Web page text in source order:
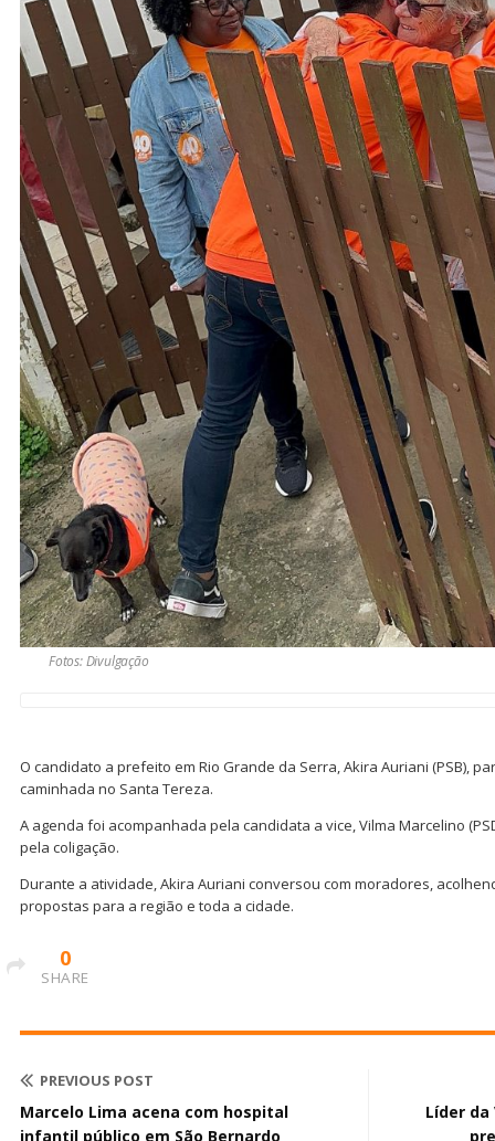
Fotos: Divulgação
O candidato a prefeito em Rio Grande da Serra, Akira Auriani (PSB),
caminhada no Santa Tereza.
A agenda foi acompanhada pela candidata a vice, Vilma Marcelino
pela coligação.
Durante a atividade, Akira Auriani conversou com moradores,
propostas para a região e toda a cidade.
0
SHARE
PREVIOUS POST
Marcelo Lima acena com hospital
infantil público em São Bernardo
Líder da